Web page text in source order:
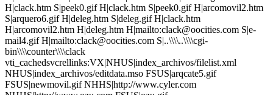
H|clack.htm S|peek0.gif H|clack.htm S|peek0.gif H|arcomovil2.htm
S|arquero6.gif H|deleg.htm S|deleg.gif H|clack.htm
H|arcomovil2.htm H|deleg.htm H|mailto:clack@oocities.com S|e-
mail4.gif H|mailto:clack@oocities.com S|..\\\\..\\\\cgi-
bin\\\\counter\\\\clack
vti_cachedsvcrellinks:VX|NHUS|index_archivos/filelist.xml
NHUS|index_archivos/editdata.mso FSUS|arqcate5.gif
FSUS|newmovil.gif NHHS|http://www.cyler.com